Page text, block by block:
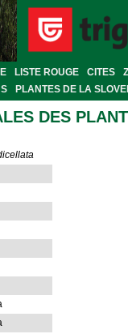
LISTE ROUGE CITES
PLANTES DE LA
DES